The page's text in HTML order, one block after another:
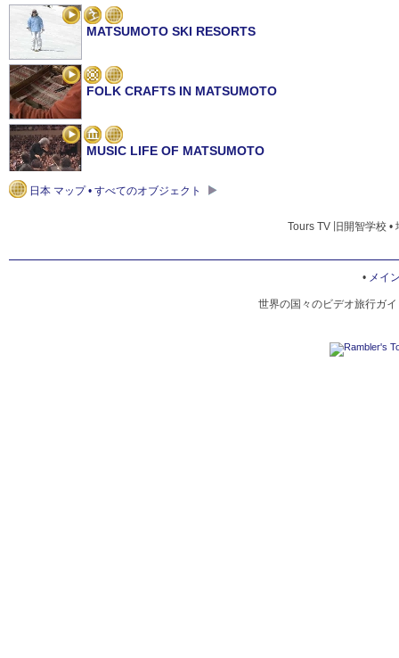
MATSUMOTO SKI RESORTS
FOLK CRAFTS IN MATSUMOTO
MUSIC LIFE OF MATSUMOTO
日本 マップ • すべてのオブジェクト
Tours TV 旧開智学校 •
• メイ
世界の国々のビデオ旅行ガ